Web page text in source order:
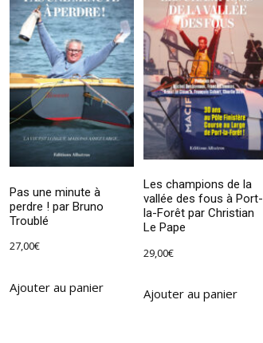
Pas une minute à
perdre ! par Bruno
Troublé
27,00€
Ajouter au panier
Les champions de la
vallée des fous à Port-
la-Forêt par Christian
Le Pape
29,00€
Ajouter au panier